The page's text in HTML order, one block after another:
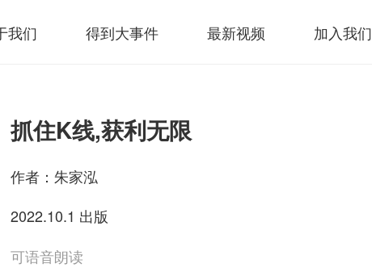
我们 得到大事件 最新视频 加入我们
抓住K线,获利无限
作者： 朱家泓
2022.10.1 出版
可语音朗读